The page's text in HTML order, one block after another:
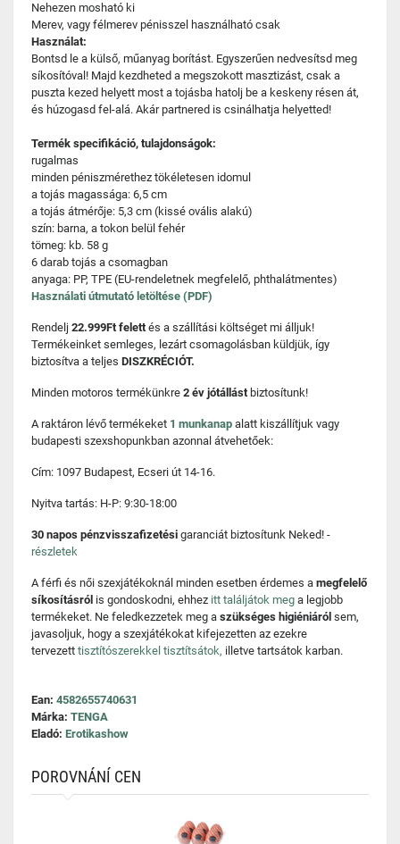
Nehezen mosható ki
Merev, vagy félmerev pénisszel használható csak
Használat:
Bontsd le a külső, műanyag borítást. Egyszerűen nedvesítsd meg
síkosítóval! Majd kezdheted a megszokott masztizást, csak a
puszta kezed helyett most a tojásba hatolj be a keskeny résen át,
és húzogasd fel-alá. Akár partnered is csinálhatja helyetted!
Termék specifikáció, tulajdonságok:
rugalmas
minden péniszmérethez tökéletesen idomul
a tojás magassága: 6,5 cm
a tojás átmérője: 5,3 cm (kissé ovális alakú)
szín: barna, a tokon belül fehér
tömeg: kb. 58 g
6 darab tojás a csomagban
anyaga: PP, TPE (EU-rendeletnek megfelelő, phthalátmentes)
Használati útmutató letöltése (PDF)
Rendelj 22.999Ft felettés a szállítási költséget mi álljuk!
Termékeinket semleges, lezárt csomagolásban küldjük, így
biztosítva a teljes DISZKRÉCIÓT.
Minden motoros termékünkre 2 év jótállást biztosítunk!
A raktáron lévő termékeket 1 munkanap alatt kiszállítjuk vagy
budapesti szexshopunkban azonnal átvehetőek:
Cím: 1097 Budapest, Ecseri út 14-16.
Nyitva tartás: H-P: 9:30-18:00
30 napos pénzvisszafizetési garanciát biztosítunk Neked! -
részletek
A férfi és női szexjátékoknál minden esetben érdemes a megfelelő
síkosításról is gondoskodni, ehhez itt találjátok meg a legjobb
termékeket. Ne feledkezzetek meg a szükséges higiéniáról sem,
javasoljuk, hogy a szexjátékokat kifejezetten az ezekre
tervezett tisztítószerekkel tisztítsátok, illetve tartsátok karban.
Ean: 4582655740631
Márka: TENGA
Eladó: Erotikashow
POROVNÁNÍ CEN